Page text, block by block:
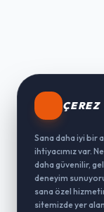
ÇEREZ
Sana daha iyi bir
ihtiyacımız var.
daha güvenilir,
deneyim
sana özel
sitemizde yer